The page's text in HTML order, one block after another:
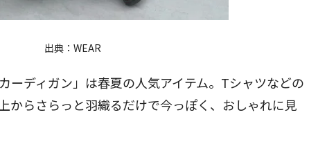
出典： WEAR
ーディガン」は春夏の人気アイテム。Tシャツなどの
からさらっと羽織るだけで今っぽく、おしゃれに見